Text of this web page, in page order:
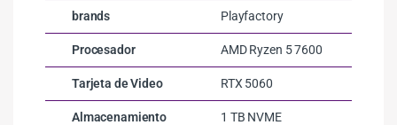
brands Playfactory
Procesador AMD Ryzen 5 7600
Tarjeta de Video RTX 5060
Almacenamiento 1 TB NVME